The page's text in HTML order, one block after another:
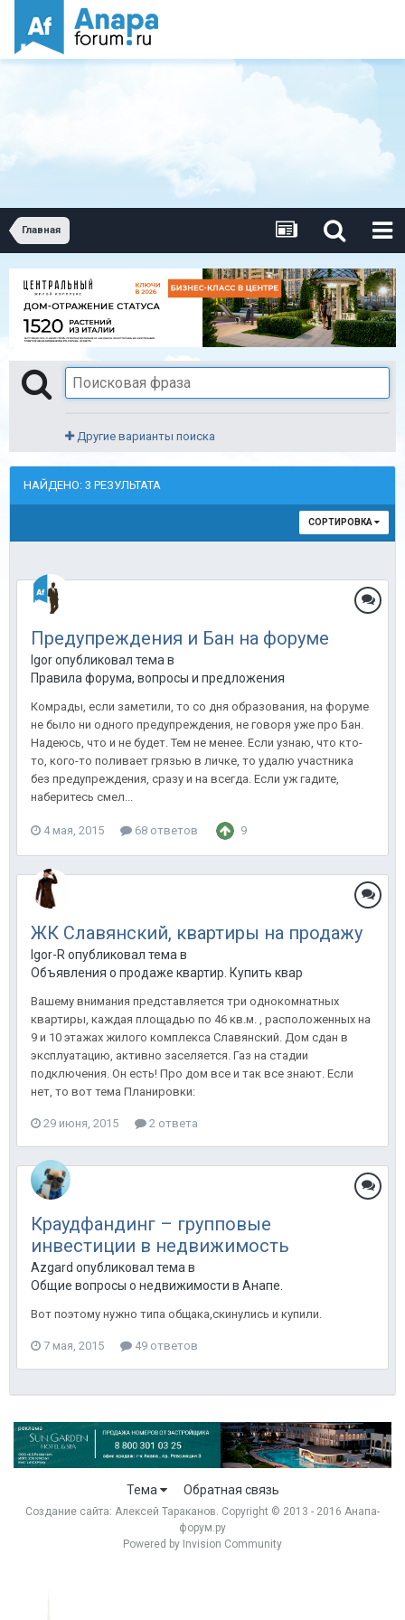
Главная
Другие варианты поиска
НАЙДЕНО: 3 РЕЗУЛЬТАТА
СОРТИРОВКА
Предупреждения и Бан на форуме
Igor опубликовал тема в
Правила форума, вопросы и предложения
Комрады, если заметили, то со дня образования, на форуме
не было ни одного предупреждения, не говоря уже про Бан.
Надеюсь, что и не будет. Тем не менее. Если узнаю, что кто-
то, кого-то поливает грязью в личке, то удалю участника
без предупреждения, сразу и на всегда. Если уж гадите,
наберитесь смел...
4 мая, 2015 68 ответов 9
ЖК Славянский, квартиры на продажу
Igor-R опубликовал тема в
Объявления о продаже квартир. Купить квартиру в Анапе.
Вашему внимания представляется три однокомнатных
квартиры, каждая площадью по 46 кв.м. , расположенных на
9 и 10 этажах жилого комплекса Славянский. Дом сдан в
эксплуатацию, активно заселяется. Газ на стадии
подключения. Он есть! Про дом все и так все знают. Если
нет, то вот тема Планировки:
29 июня, 2015 2 ответа
Краудфандинг – групповые
инвестиции в недвижимость
Azgard опубликовал тема в
Общие вопросы о недвижимости в Анапе.
Вот поэтому нужно типа общака,скинулись и купили.
7 мая, 2015 49 ответов
Тема Обратная связь
Создание сайта: Алексей Тараканов. Copyright © 2013 - 2016 Анапа-
форум.ру
Powered by Invision Community